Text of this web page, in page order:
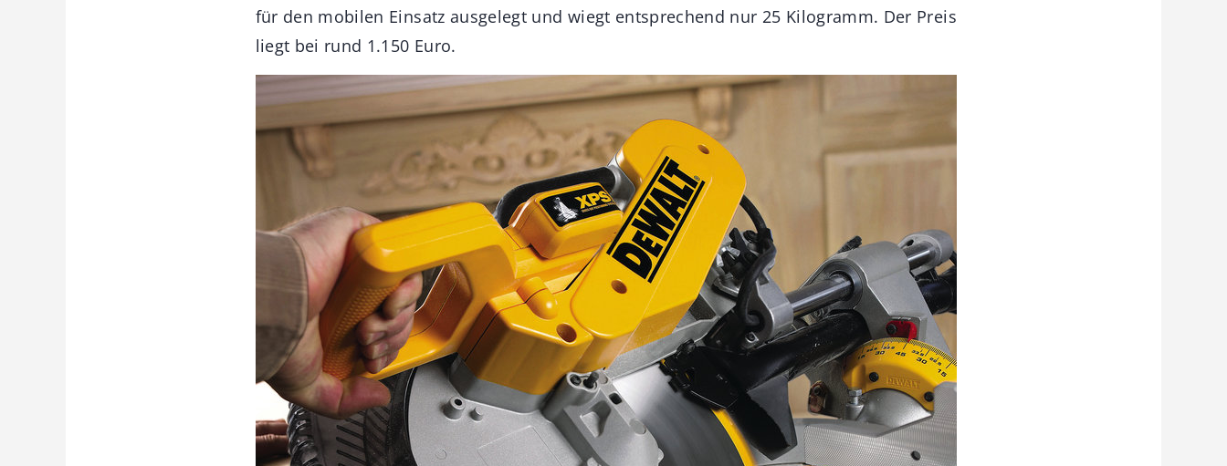
für den mobilen Einsatz ausgelegt und wiegt entsprechend nur 25 Kilogramm. Der Preis
liegt bei rund 1.150 Euro.